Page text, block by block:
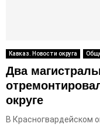
Кавказ. Новости округа
Два
округе
В Красногвардейском